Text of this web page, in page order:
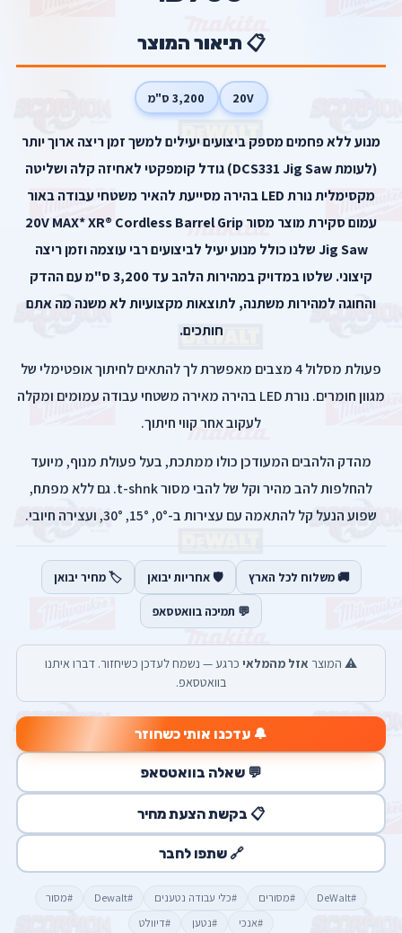
📋 תיאור המוצר
20V 3,200 ס"מ
מנוע ללא פחמים מספק ביצועים יעילים למשך זמן ריצה ארוך יותר
(לעומת DCS331 Jig Saw) גודל קומפקטי לאחיזה קלה ושליטה
מקסימלית נורת LED בהירה מסייעת להאיר משטחי עבודה באור
עמום סקירת מוצר מסור 20V MAX* XR® Cordless Barrel Grip
Jig Saw שלנו כולל מנוע יעיל לביצועים רבי עוצמה וזמן ריצה
קיצוני. שלטו במדויק במהירות הלהב עד 3,200 ס"מ עם ההדק
והחוגה למהירות משתנה, לתוצאות מקצועיות לא משנה מה אתם
חותכים.
פעולת מסלול 4 מצבים מאפשרת לך להתאים לחיתוך אופטימלי של
מגוון חומרים. נורת LED בהירה מאירה משטחי עבודה עמומים ומקלה
לעקוב אחר קווי חיתוך.
מהדק הלהבים המעודכן כולו ממתכת, בעל פעולת מנוף, מיועד
להחלפות להב מהיר וקל של להבי מסור t-shnk. גם ללא מפתח,
שפוע הנעל קל להתאמה עם עצירות ב-0°, 15°, 30°, ועצירה חיובי.
🚚 משלוח לכל הארץ 🛡️ אחריות יבואן 🏷️ מחיר יבואן
💬 תמיכה בוואטסאפ
⚠️ המוצר אזל מהמלאי כרגע — נשמח לעדכן כשיחזור. דברו איתנו
בוואטסאפ.
🔔 עדכנו אותי כשחוזר
💬 שאלה בוואטסאפ
📋 בקשת הצעת מחיר
🔗 שתפו לחבר
#DeWalt #מסורים #כלי עבודה נטענים #Dewalt
#מסור
#אנכי
#נטען #דיוולט